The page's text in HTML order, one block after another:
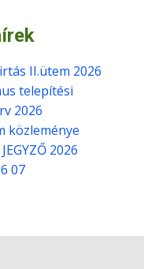
II.ütem 2026
telepítési
2026
közleménye
2026
07